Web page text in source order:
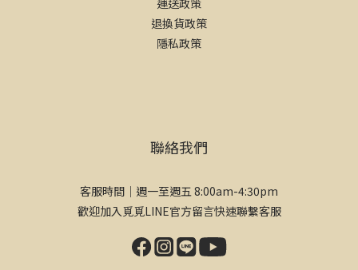
退換貨政策
隱私政策
聯絡我們
客服時間｜週一至週五 8:00am-4:30pm
歡迎加入覓覓LINE官方留言快速聯繫客服